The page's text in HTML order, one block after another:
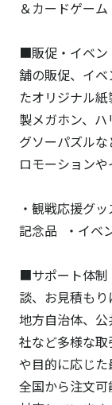
＆カードゲー
■販促・イベン
舗の販促、イ
たオリジナル
製メガホン、
グソーパズル
ロモーションや
・観戦応援グ
記念品 ・イベ
■サポート体制
談、お見積もり
地方自治体、
社など多様な
や目的に応じた
全国から注文可